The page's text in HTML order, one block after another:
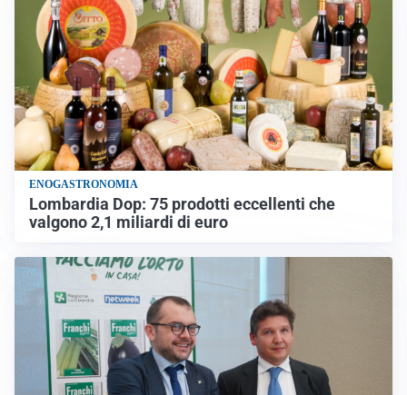
ENOGASTRONOMIA
Lombardia Dop: 75 prodotti eccellenti che
valgono 2,1 miliardi di euro